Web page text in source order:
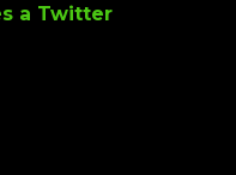
a Twitter